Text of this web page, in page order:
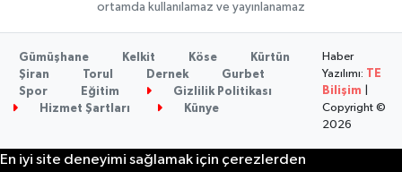
ortamda kullanılamaz ve yayınlanamaz
Gümüşhane Kelkit Köse
Kürtün
Şiran
Torul Dernek
Gurbet
Spor
Eğitim
Gizlilik Politikası
Hizmet Şartları
Künye
Haber
Yazılımı:
TE
Bilişim
Copyright ©
2026
En iyi site deneyimi sağlamak için çerezlerden